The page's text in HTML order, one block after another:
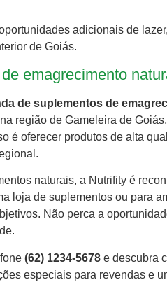
adicionais de
de Goiás.
emagrecimento
de suplementos de
na região de Gameleira de
é oferecer produtos de alta
naturais, a Nutrifity é
loja de suplementos ou para
Não perca a
(62) 1234-5678 e descubra
especiais para revendas e